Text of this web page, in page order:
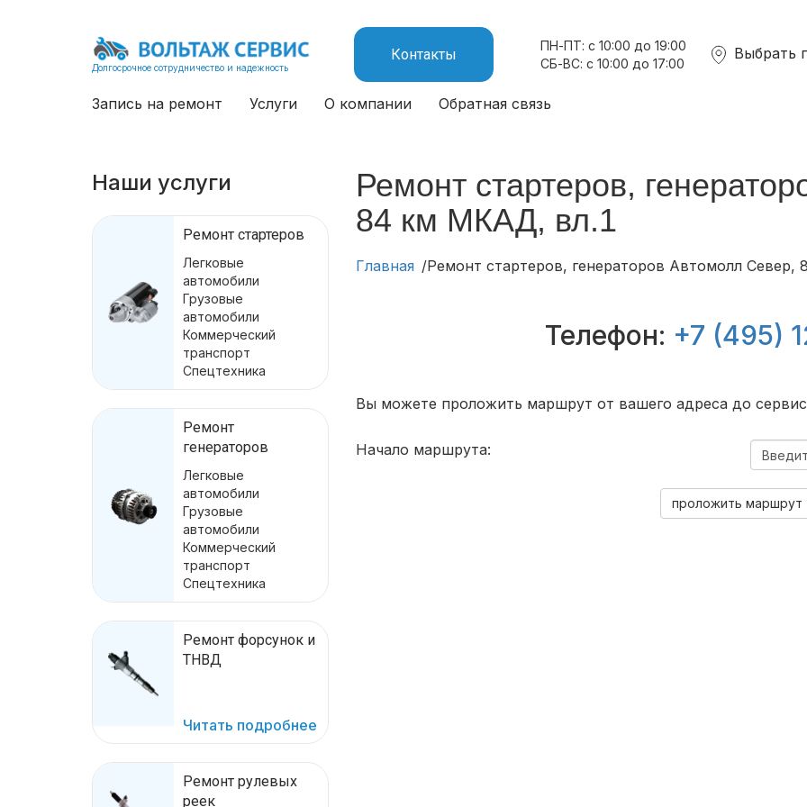
Долгосрочное сотрудничество и надежность
Запись на ремонт Услуги О компании Обратная связь
Контакты
ПН-ПТ: с 10:00 до 19:00
СБ-ВС: с 10:00 до 17:00
Выбрать
Наши услуги
Ремонт стартеров
Легковые
автомобили
Грузовые
автомобили
Коммерческий
транспорт
Спецтехника
Ремонт
генераторов
Легковые
автомобили
Грузовые
автомобили
Коммерческий
транспорт
Спецтехника
Ремонт форсунок и
ТНВД
Читать подробнее
Ремонт рулевых
реек
Ремонт стартеров,
84 км МКАД, вл.1
Главная Ремонт стартеров, генераторов Автомолл
Телефон: +7 (495)
Вы можете проложить маршрут от вашего адреса до
Начало маршрута: